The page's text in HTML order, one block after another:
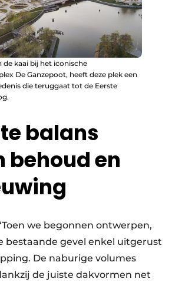
de kaai bij het iconische
De Ganzepoot, heeft deze plek een
die teruggaat tot de Eerste
balans
behoud en
we begonnen ontwerpen,
bestaande gevel enkel uitgerust
De naburige volumes
de juiste dakvormen net